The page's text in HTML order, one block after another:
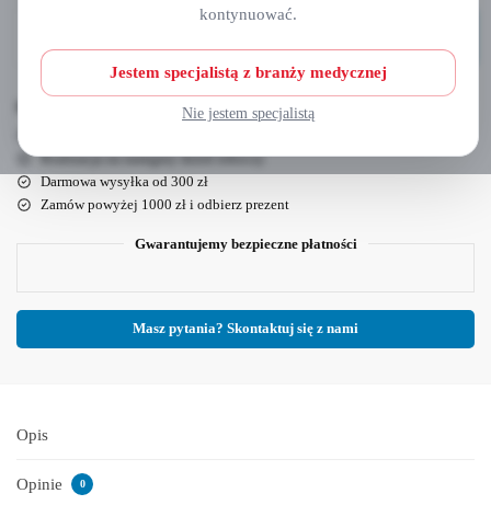
kontynuować.
Jestem specjalistą z branży medycznej
Nie jestem specjalistą
Darmowa wysyłka dla zamówień powyżej 300 zł!
Realizacja na następny dzień roboczy
Darmowa wysyłka od 300 zł
Zamów powyżej 1000 zł i odbierz prezent
Gwarantujemy bezpieczne płatności
Masz pytania? Skontaktuj się z nami
Opis
Opinie 0